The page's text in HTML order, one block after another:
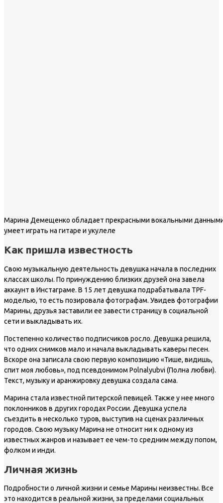
Марина Демещенко обладает прекрасными вокальными
умеет играть на гитаре и укулеле
Как пришла известность
Свою музыкальную деятельность девушка начала в последних
классах школы. По принуждению близких друзей она завела
аккаунт в Инстаграме. В 15 лет девушка подрабатывала TPF-
моделью, то есть позировала фотографам. Увидев фотографии
Марины, друзья заставили ее завести страницу в социальной
сети и выкладывать их.
Постепенно количество подписчиков росло. Девушка решила,
что одних снимков мало и начала выкладывать каверы песен.
Вскоре она записала свою первую композицию «Тише, видишь,
спит моя любовь», под псевдонимом Polnalyubvi (Полна любви).
Текст, музыку и аранжировку девушка создала сама.
Марина стала известной питерской певицей. Также у нее много
поклонников в других городах России. Девушка успела
съездить в несколько туров, выступив на сценах различных
городов. Свою музыку Марина не относит ни к одному из
известных жанров и называет ее чем-то средним между попом,
фолком и инди.
Личная жизнь
Подробности о личной жизни и семье Марины неизвестны. Все
это находится в реальной жизни, за пределами социальных